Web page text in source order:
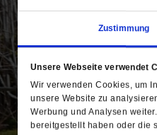
Zustimmung
Unsere Webseite verwendet
Wir verwenden Cookies, um
unsere Website zu
Werbung und Analysen
bereitgestellt haben oder die